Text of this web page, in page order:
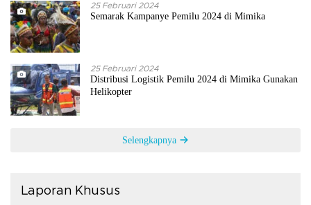
25 Februari 2024
Semarak Kampanye Pemilu 2024 di Mimika
25 Februari 2024
Distribusi Logistik Pemilu 2024 di Mimika Gunakan
Helikopter
Selengkapnya
Laporan Khusus